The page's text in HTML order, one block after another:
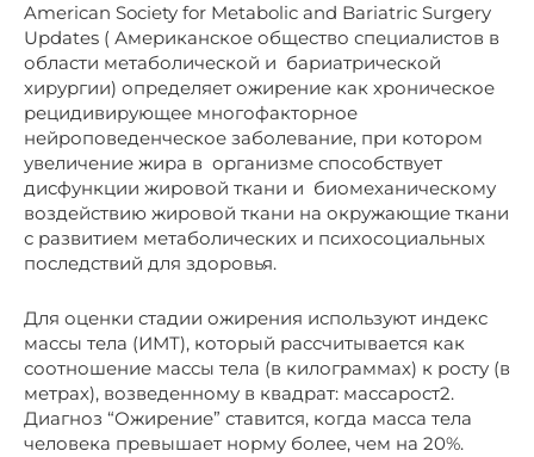
American Society for Metabolic and Bariatric Surgery
Updates ( Американское общество специалистов в
области метаболической и бариатрической
хирургии) определяет ожирение как хроническое
рецидивирующее многофакторное
нейроповеденческое заболевание, при котором
увеличение жира в организме способствует
дисфункции жировой ткани и биомеханическому
воздействию жировой ткани на окружающие ткани
с развитием метаболических и психосоциальных
последствий для здоровья.
Для оценки стадии ожирения используют индекс
массы тела (ИМТ), который рассчитывается как
соотношение массы тела (в килограммах) к росту (в
метрах), возведенному в квадрат: массарост2.
Диагноз “Ожирение” ставится, когда масса тела
человека превышает норму более, чем на 20%.